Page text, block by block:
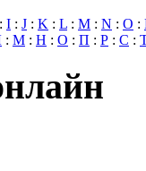
: I : J : K : L : M : N : O :
: М : Н : О : П : Р : С :